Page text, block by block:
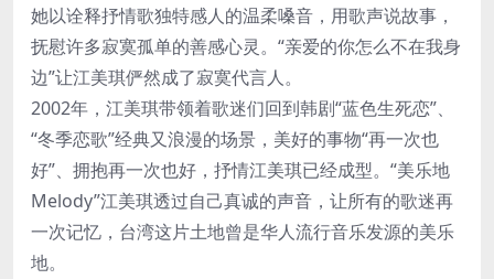
她以诠释抒情歌独特感人的温柔嗓音，用歌声说故事，
抚慰许多寂寞孤单的善感心灵。“亲爱的你怎么不在我身
边”让江美琪俨然成了寂寞代言人。
2002年，江美琪带领着歌迷们回到韩剧“蓝色生死恋”、
“冬季恋歌”经典又浪漫的场景，美好的事物“再一次也
好”、拥抱再一次也好，抒情江美琪已经成型。“美乐地
Melody”江美琪透过自己真诚的声音，让所有的歌迷再
一次记忆，台湾这片土地曾是华人流行音乐发源的美乐
地。